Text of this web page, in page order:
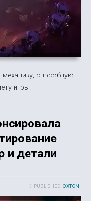
способную
игры.
и детали
PUBLISHED: OXTON